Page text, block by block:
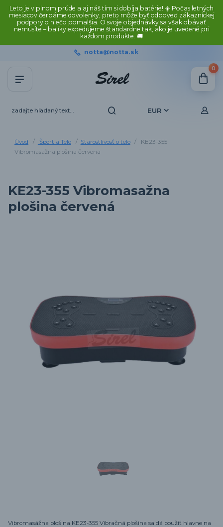
Leto je v plnom prúde a aj náš tím si dobíja batérie! ☀️ Počas letných
mesiacov čerpáme dovolenky, preto môže byť odpoveď zákazníckej
podpory o niečo pomalšia. O svoje objednávky sa však obávať
nemusíte – balíky expedujeme štandardne tak, ako je uvedené pri
každom produkte. 🚚
EUR
notta@notta.sk
0
Úvod Šport a Telo Starostlivosť o telo
KE23-355
Vibromasažna plošina červená
KE23-355 Vibromasažna
plošina červená
Vibromasážna plošina KE23-355 Vibračná plošina sa dá použiť hlavne na